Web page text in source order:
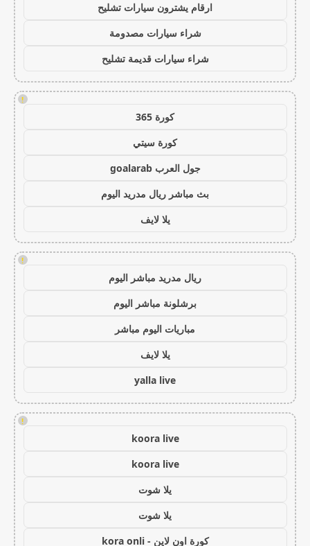
ارقام يشترون سيارات تشليح
شراء سيارات مصدومة
شراء سيارات قديمة تشليح
!
كورة 365
كورة سيتي
جول العرب goalarab
بث مباشر ريال مدريد اليوم
يلا لايف
!
ريال مدريد مباشر اليوم
برشلونة مباشر اليوم
مباريات اليوم مباشر
يلا لايف
yalla live
!
koora live
koora live
يلا شوت
يلا شوت
كورة اون لاين - kora onli